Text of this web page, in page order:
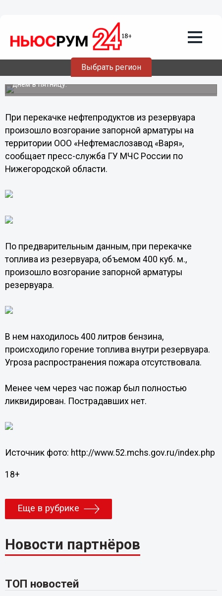
Выбрать регион
12.07.201319:20
Пожар на нефтяном резервуаре в
Нижнем Новгороде ликвидирован
Тревожное сообщение о возгорании поступило в МЧС
днем в пятницу.
При перекачке нефтепродуктов из резервуара
произошло возгорание запорной арматуры на
территории ООО «Нефтемаслозавод «Варя»,
сообщает пресс-служба ГУ МЧС России по
Нижегородской области.
По предварительным данным, при перекачке
топлива из резервуара, объемом 400 куб. м.,
произошло возгорание запорной арматуры
резервуара.
В нем находилось 400 литров бензина,
происходило горение топлива внутри резервуара.
Угроза распространения пожара отсутствовала.
Менее чем через час пожар был полностью
ликвидирован. Пострадавших нет.
Источник фото: http://www.52.mchs.gov.ru/index.php
18+
Еще в рубрике
Новости партнёров
ТОП новостей